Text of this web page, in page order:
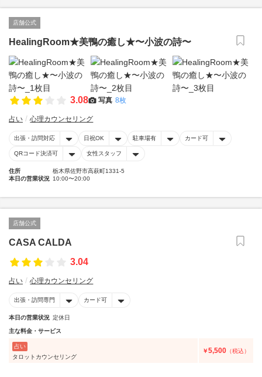
店舗公式
HealingRoom★美鴨の癒し★〜小波の詩〜
3.08 写真 8枚
占い 心理カウンセリング
出張・訪問対応 日祝OK 駐車場有 カード可
QRコード決済可 女性スタッフ
住所
栃木県佐野市高萩町1331-5
本日の営業状況 10:00〜20:00
店舗公式
CASA CALDA
3.04
占い 心理カウンセリング
出張・訪問専門 カード可
本日の営業状況 定休日
主な料金・サービス
占い
タロットカウンセリング
￥5,500 （税込）